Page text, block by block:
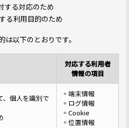
する対応のため
る利用目的のため
以下のとおりです。
対応する利用者
情報の項目
個人を識別で
◦端末情報
◦ログ情報
◦Cookie
◦位置情報